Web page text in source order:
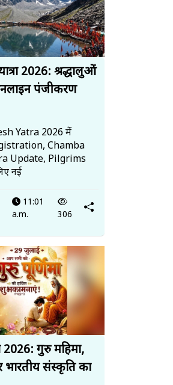
2026: श्रद्धालुओं
पंजीकरण
Yatra 2026 में
Chamba
Update, Pilgrims
नई
11:01
a.m.
306
2026: गुरु महिमा,
संस्कृति का